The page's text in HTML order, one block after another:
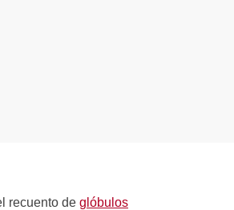
recuento de glóbulos